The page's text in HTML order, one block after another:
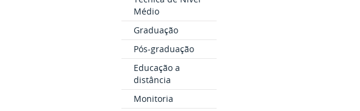
Médio
Graduação
Pós-graduação
Educação a
distância
Monitoria